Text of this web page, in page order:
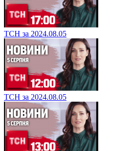
ТСН за 2024.08.05
ТСН за 2024.08.05